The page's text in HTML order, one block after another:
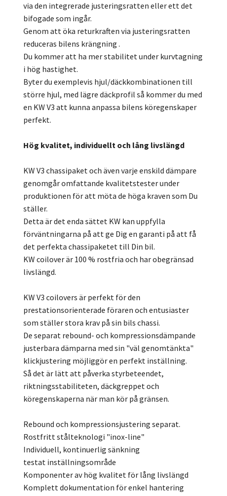
via den integrerade justeringsratten eller ett det
bifogade som ingår.
Genom att öka returkraften via justeringsratten
reduceras bilens krängning .
Du kommer att ha mer stabilitet under kurvtagning
i hög hastighet.
Byter du exemplevis hjul/däckkombinationen till
större hjul, med lägre däckprofil så kommer du med
en KW V3 att kunna anpassa bilens köregenskaper
perfekt.
Hög kvalitet, individuellt och lång livslängd
KW V3 chassipaket och även varje enskild dämpare
genomgår omfattande kvalitetstester under
produktionen för att möta de höga kraven som Du
ställer.
Detta är det enda sättet KW kan uppfylla
förväntningarna på att ge Dig en garanti på att få
det perfekta chassipaketet till Din bil.
KW coilover är 100 % rostfria och har obegränsad
livslängd.
KW V3 coilovers är perfekt för den
prestationsorienterade föraren och entusiaster
som ställer stora krav på sin bils chassi.
De separat rebound- och kompressionsdämpande
justerbara dämparna med sin "väl genomtänkta"
klickjustering möjliggör en perfekt inställning.
Så det är lätt att påverka styrbeteendet,
riktningsstabiliteten, däckgreppet och
köregenskaperna när man kör på gränsen.
Rebound och kompressionsjustering separat.
Rostfritt stålteknologi "inox-line"
Individuell, kontinuerlig sänkning
testat inställningsområde
Komponenter av hög kvalitet för lång livslängd
Komplett dokumentation för enkel hantering